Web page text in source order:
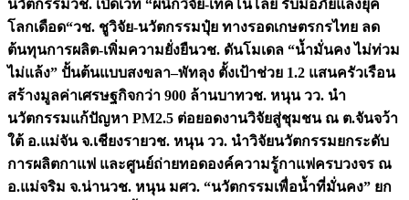
นวัตกรรมวช. เปิดเวที “ผนึกวิจัย-เทคโนโลยี รับมือภัยแล้งยุค
โลกเดือด“วช. ชูวิจัย-นวัตกรรมปุ๋ย ทางรอดเกษตรกรไทย ลด
ต้นทุนการผลิต-เพิ่มความยั่งยืนวช. ดันโมเดล “น้ำมั่นคง ไม่ท่วม
ไม่แล้ง” ปั้นต้นแบบสงขลา–พัทลุง ตั้งเป้าช่วย 1.2 แสนครัวเรือน
สร้างมูลค่าเศรษฐกิจกว่า 900 ล้านบาทวช. หนุน วว. นำ
นวัตกรรมแก้ปัญหา PM2.5 ต่อยอดงานวิจัยสู่ชุมชน ณ ต.จันจว้า
ใต้ อ.แม่จัน จ.เชียงรายวช. หนุน วว. นำวิจัยนวัตกรรมยกระดับ
การผลิตกาแฟ และศูนย์ถ่ายทอดองค์ความรู้กาแฟครบวงจร ณ
อ.แม่จริม จ.น่านวช. หนุน มศว. “นวัตกรรมเพื่อน้ำที่มั่นคง” ยก